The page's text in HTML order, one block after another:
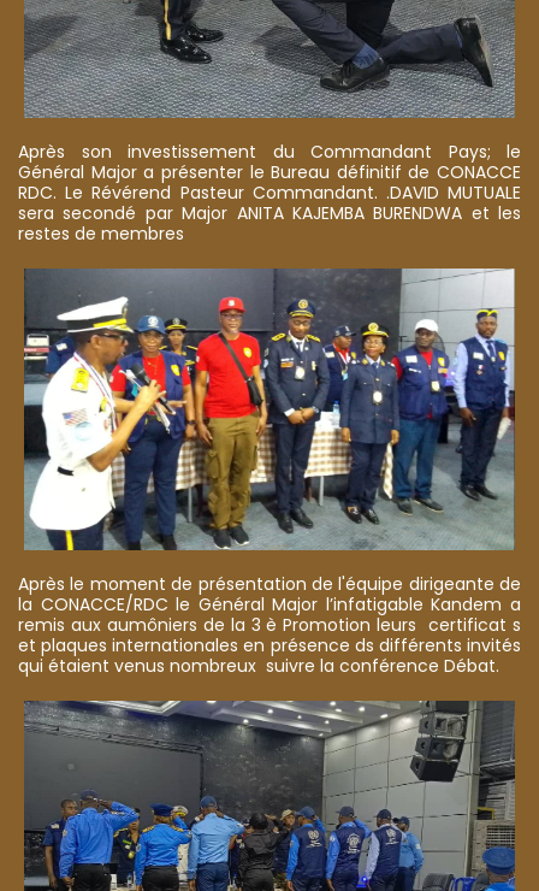
Après son investissement du Commandant Pays; le
Général Major a présenter le Bureau définitif de CONACCE
RDC. Le Révérend Pasteur Commandant. .DAVID MUTUALE
sera secondé par Major ANITA KAJEMBA BURENDWA et les
restes de membres
Après le moment de présentation de l'équipe dirigeante de
la CONACCE/RDC le Général Major l’infatigable Kandem a
remis aux aumôniers de la 3 è Promotion leurs certificat s
et plaques internationales en présence ds différents invités
qui étaient venus nombreux suivre la conférence Débat.